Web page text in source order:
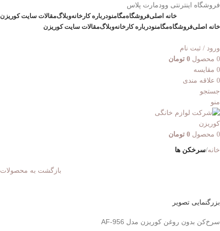
فروشگاه اینترنتی وودمارت پلاس
خانه اصلیفروشگاهمگامنودرباره کارخانهوبلاگمقالات سایت کوریزن
خانه اصلیفروشگاهمگامنودرباره کارخانهوبلاگمقالات سایت کوریزن
ورود / ثبت نام
0 محصول 0 تومان
0 مقایسه
0 علاقه مندی
جستجو
منو
0 محصول 0 تومان
خانه سرخکن ها
بازگشت به محصولات
بزرگنمایی تصویر
سرخ‌کن بدون روغن کوریزن مدل AF-956